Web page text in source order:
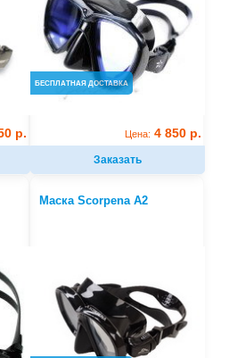
р.
БЕСПЛАТНАЯ ДОСТАВКА
Цена: 4 850 р.
Заказать
Маска Scorpena A2